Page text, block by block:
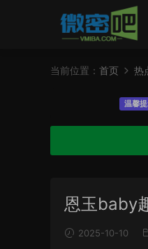
当前位置： 首页 热
温馨提
恩玉baby
2025-10-10